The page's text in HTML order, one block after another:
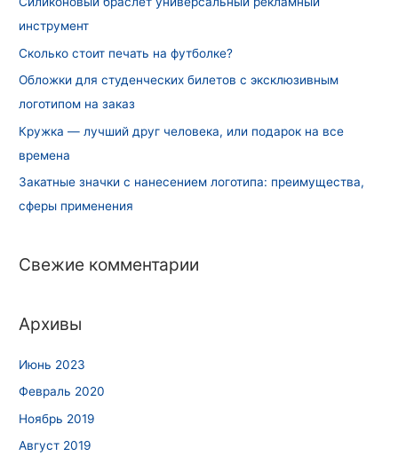
инструмент
Сколько стоит печать на футболке?
Обложки для студенческих билетов с эксклюзивным
логотипом на заказ
Кружка — лучший друг человека, или подарок на все
времена
Закатные значки с нанесением логотипа: преимущества,
сферы применения
Свежие комментарии
Архивы
Июнь 2023
Февраль 2020
Ноябрь 2019
Август 2019